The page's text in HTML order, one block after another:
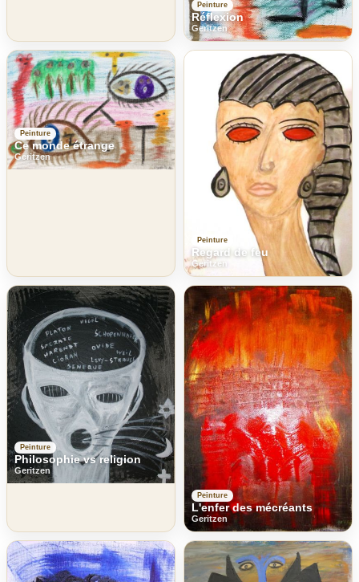
Peinture
Réflexion
Geritzen
Peinture
Ce monde étrange
Geritzen
Peinture
Regard de feu
Geritzen
Peinture
Philosophie vs religion
Geritzen
Peinture
L'enfer des mécréants
Geritzen